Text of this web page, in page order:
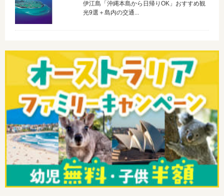
伊江島「沖縄本島から日帰りOK」おすすめ観
光9選＋島内の交通...